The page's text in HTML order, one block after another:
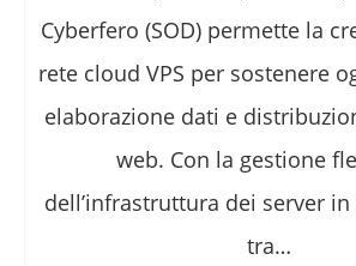
Cyberfero (SOD) permette la
rete cloud VPS per sostenere
elaborazione dati e
web. Con la gestione
dell’infrastruttura dei server
tra…